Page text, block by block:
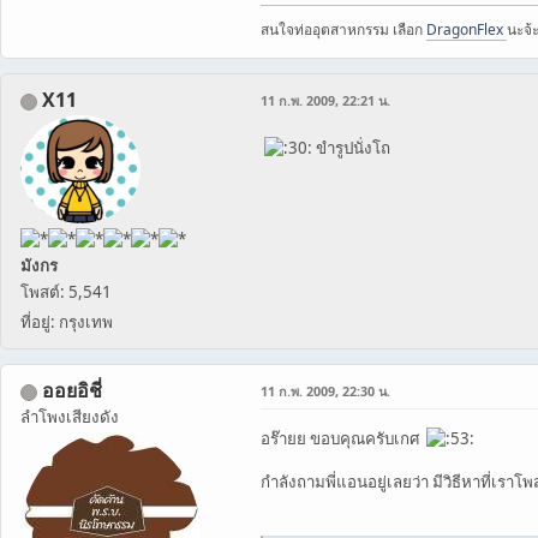
สนใจท่ออุตสาหกรรม​ เลือก DragonFlexนะจ้
X11
มังกร
โพสต์: 5,541
ที่อยู่: กรุงเทพ
11 ก.พ. 2009, 22:21 น.
ขำรูปนั่งโถ
ออยอิชี่
ลำโพงเสียงดัง
11 ก.พ. 2009, 22:30 น.
อร๊ายย ขอบคุณครับเกศ
กำลังถามพี่แอนอยู่เลยว่า มีวิธีหาที่เราโ